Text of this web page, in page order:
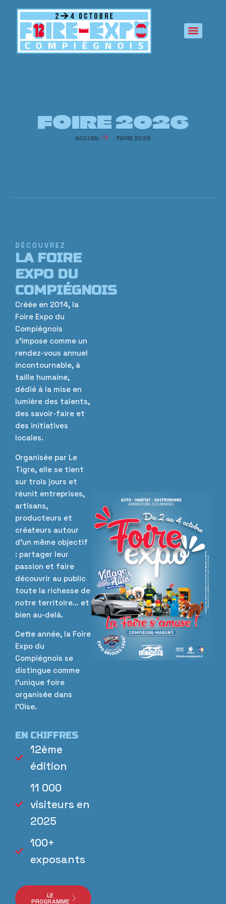
principal
FOIRE 2026
ACCUEIL FOIRE 2026
DÉCOUVREZ
LA FOIRE
EXPO DU
COMPIÉGNOIS
Créée en 2014, la
Foire Expo du
Compiégnois
s’impose comme un
rendez-vous annuel
incontournable, à
taille humaine,
dédié à la mise en
lumière des talents,
des savoir-faire et
des initiatives
locales.
Organisée par Le
Tigre, elle se tient
sur trois jours et
réunit entreprises,
artisans,
producteurs et
créateurs autour
d’un même objectif
: partager leur
passion et faire
découvrir au public
toute la richesse de
notre territoire… et
bien au-delà.
Cette année, la Foire
Expo du
Compiégnois se
distingue comme
l’unique foire
organisée dans
l’Oise.
EN CHIFFRES
12ème
édition
11 000
visiteurs en
2025
100+
exposants
LE
PROGRAMME